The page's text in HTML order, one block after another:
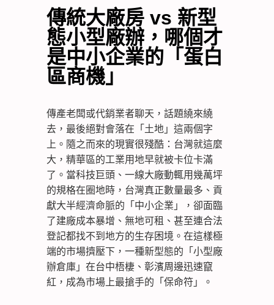
傳統大廠房 vs 新型
態小型廠辦，哪個才
是中小企業的「蛋白
區商機」
傳產老闆或代銷業者聊天，話題繞來繞
去，最後絕對會落在「土地」這兩個字
上。隨之而來的現實很殘酷：台灣就這麼
大，精華區的工業用地早就被卡位卡滿
了。當科技巨頭、一線大廠動輒用幾萬坪
的規格在圈地時，台灣真正數量最多、貢
獻大半經濟命脈的「中小企業」，卻面臨
了建廠成本暴增、無地可租、甚至連合法
登記都找不到地方的生存困境。在這樣極
端的市場擠壓下，一種新型態的「小型廠
辦倉庫」在台中梧棲、彰濱周邊迅速竄
紅，成為市場上最搶手的「保命符」。